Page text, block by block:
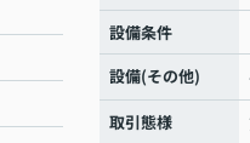
設備条件
設備(その他)
取引態様